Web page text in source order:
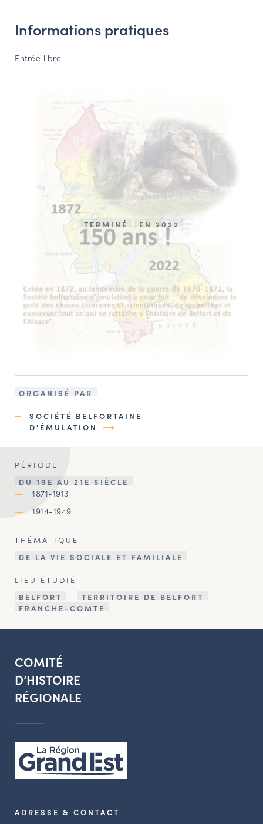
Informations pratiques
Entrée libre
TERMINÉ EN 2022
ORGANISÉ PAR
SOCIÉTÉ BELFORTAINE
D'ÉMULATION
PÉRIODE
DU 19E AU 21E SIÈCLE
1871-1913
1914-1949
THÉMATIQUE
DE LA VIE SOCIALE ET FAMILIALE
LIEU ÉTUDIÉ
BELFORT
TERRITOIRE DE BELFORT
FRANCHE-COMTE
COMITÉ
D’HISTOIRE
RÉGIONALE
ADRESSE & CONTACT